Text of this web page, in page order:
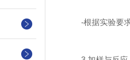
-根据实验要求